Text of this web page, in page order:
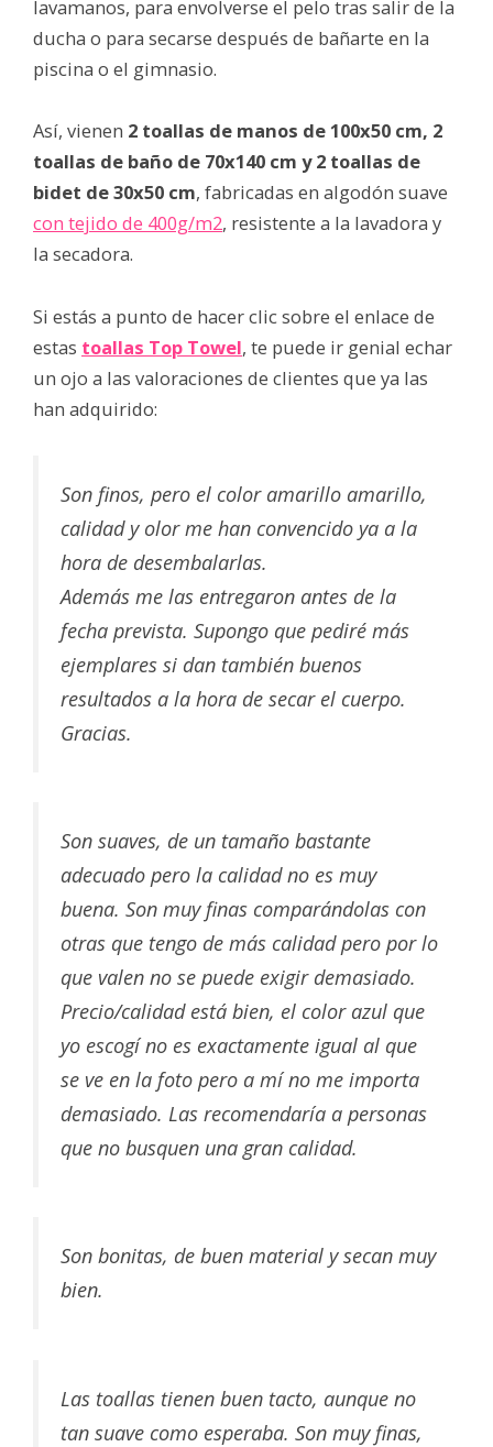
lavamanos, para envolverse el pelo tras salir de la
ducha o para secarse después de bañarte en la
piscina o el gimnasio.
Así, vienen 2 toallas de manos de 100x50 cm, 2
toallas de baño de 70x140 cm y 2 toallas de
bidet de 30x50 cm, fabricadas en algodón suave
con tejido de 400g/m2, resistente a la lavadora y
la secadora.
Si estás a punto de hacer clic sobre el enlace de
estas toallas Top Towel, te puede ir genial echar
un ojo a las valoraciones de clientes que ya las
han adquirido:
Son finos, pero el color amarillo amarillo,
calidad y olor me han convencido ya a la
hora de desembalarlas.
Además me las entregaron antes de la
fecha prevista. Supongo que pediré más
ejemplares si dan también buenos
resultados a la hora de secar el cuerpo.
Gracias.
Son suaves, de un tamaño bastante
adecuado pero la calidad no es muy
buena. Son muy finas comparándolas con
otras que tengo de más calidad pero por lo
que valen no se puede exigir demasiado.
Precio/calidad está bien, el color azul que
yo escogí no es exactamente igual al que
se ve en la foto pero a mí no me importa
demasiado. Las recomendaría a personas
que no busquen una gran calidad.
Son bonitas, de buen material y secan muy
bien.
Las toallas tienen buen tacto, aunque no
tan suave como esperaba. Son muy finas,